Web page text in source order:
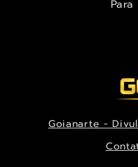
Visualização rápida
Odontoglossum insleayi
Visualização rápida
pintura de Fada dos jardins
Visualização rápida
imagem de Fada das árvores
Goianarte -